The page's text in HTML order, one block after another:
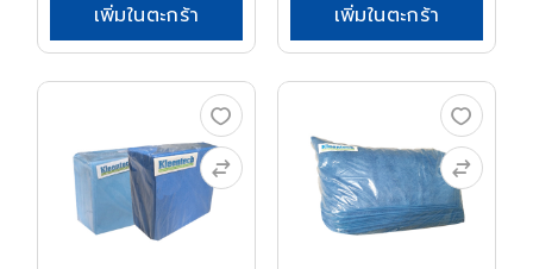
เพิ่มในตะกร้า เพิ่มในตะกร้า